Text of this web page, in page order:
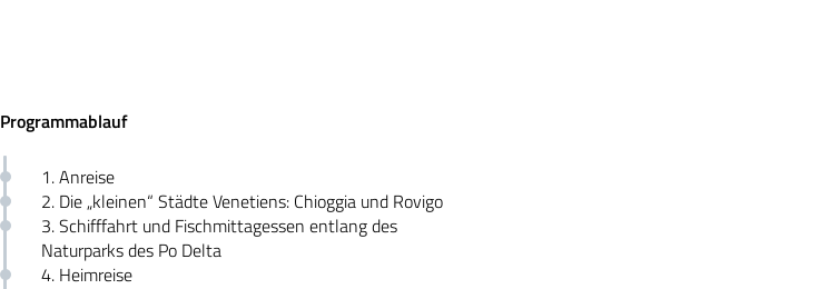
Programmablauf
1. Anreise
2. Die „kleinen“ Städte Venetiens: Chioggia und Rovigo
3. Schifffahrt und Fischmittagessen entlang des
Naturparks des Po Delta
4. Heimreise